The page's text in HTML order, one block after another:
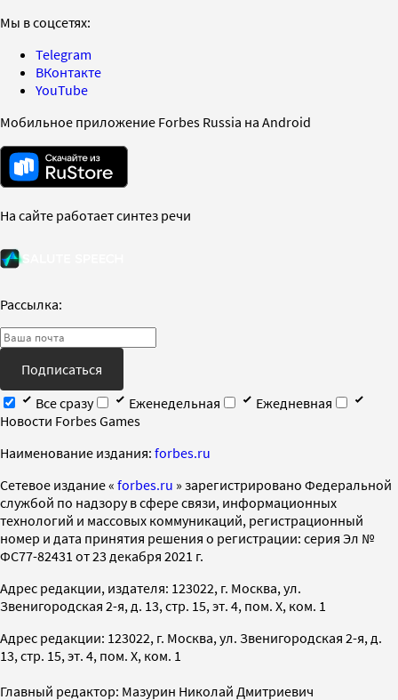
Мы в соцсетях:
Telegram
ВКонтакте
YouTube
Мобильное приложение Forbes Russia на Android
На сайте работает синтез речи
Рассылка:
Подписаться
Все сразу
Еженедельная
Ежедневная
Новости Forbes Games
Наименование издания: forbes.ru
Cетевое издание « forbes.ru » зарегистрировано Федеральной
службой по надзору в сфере связи, информационных
технологий и массовых коммуникаций, регистрационный
номер и дата принятия решения о регистрации: серия Эл №
ФС77-82431 от 23 декабря 2021 г.
Адрес редакции, издателя: 123022, г. Москва, ул.
Звенигородская 2-я, д. 13, стр. 15, эт. 4, пом. X, ком. 1
Адрес редакции: 123022, г. Москва, ул. Звенигородская 2-я, д.
13, стр. 15, эт. 4, пом. X, ком. 1
Главный редактор: Мазурин Николай Дмитриевич